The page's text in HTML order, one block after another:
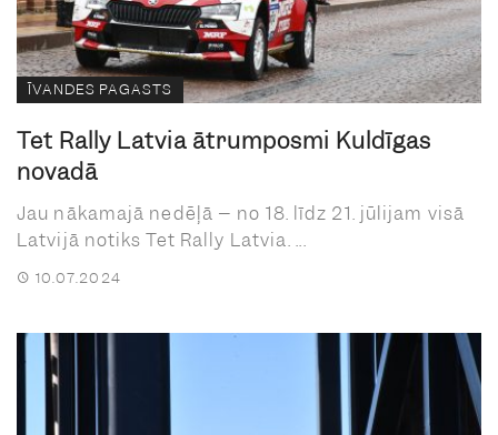
ĪVANDES PAGASTS
Tet Rally Latvia ātrumposmi Kuldīgas
novadā
Jau nākamajā nedēļā – no 18. līdz 21. jūlijam visā
Latvijā notiks Tet Rally Latvia. ...
10.07.2024